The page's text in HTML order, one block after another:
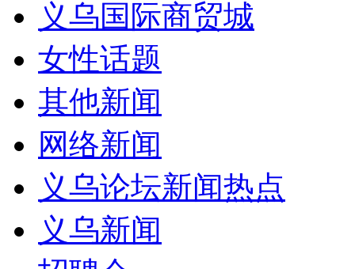
义乌国际商贸城
女性话题
其他新闻
网络新闻
义乌论坛新闻热点
义乌新闻